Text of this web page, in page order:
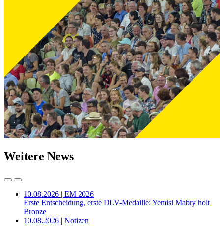
Weitere News
10.08.2026 | EM 2026
Erste Entscheidung, erste DLV-Medaille: Yemisi Mabry holt
Bronze
10.08.2026 | Notizen